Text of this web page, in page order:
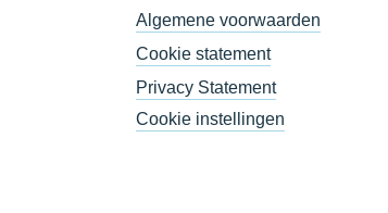
Algemene voorwaarden
Cookie statement
Privacy Statement
Cookie instellingen